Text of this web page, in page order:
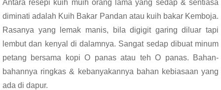
e
b
o
o
k
tt
er
at
s
A
p
p
ar
e
Antara resepi kuih muih orang lama yang sedap & sentiasa
diminati adalah Kuih Bakar Pandan atau kuih bakar Kemboja.
Rasanya yang lemak manis, bila digigit garing diluar tapi
lembut dan kenyal di dalamnya. Sangat sedap dibuat minum
petang bersama kopi O panas atau teh O panas. Bahan-
bahannya ringkas & kebanyakannya bahan kebiasaan yang
ada di dapur.